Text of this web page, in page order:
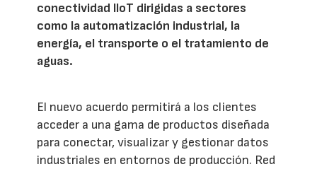
conectividad IIoT dirigidas a sectores
como la automatización industrial, la
energía, el transporte o el tratamiento de
aguas.
El nuevo acuerdo permitirá a los clientes
acceder a una gama de productos diseñada
para conectar, visualizar y gestionar datos
industriales en entornos de producción. Red